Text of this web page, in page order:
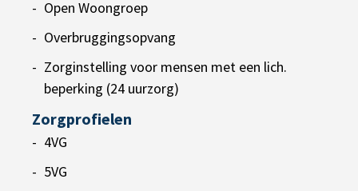
Open Woongroep
Overbruggingsopvang
Zorginstelling voor mensen met een lich.
beperking (24 uurzorg)
Zorgprofielen
4VG
5VG